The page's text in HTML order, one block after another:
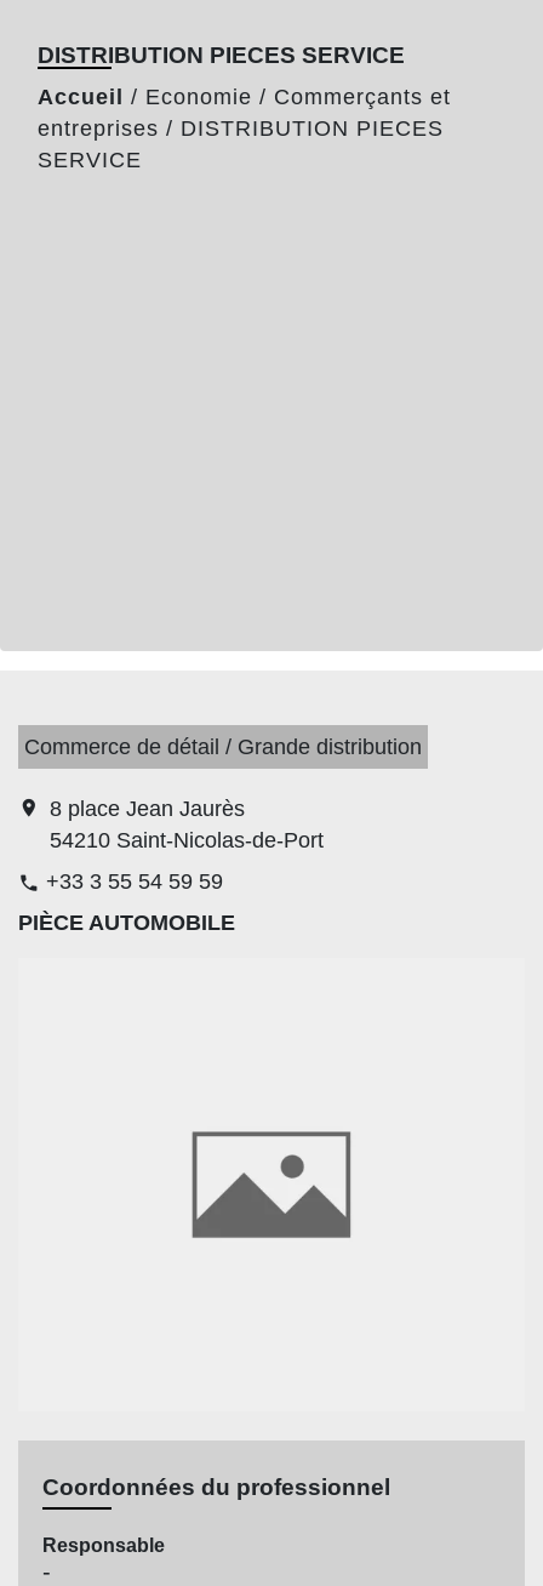
DISTRIBUTION PIECES SERVICE
Accueil / Economie / Commerçants et
entreprises / DISTRIBUTION PIECES
SERVICE
Commerce de détail / Grande distribution
location_on
8 place Jean Jaurès
54210 Saint-Nicolas-de-Port
phone +33 3 55 54 59 59
PIÈCE AUTOMOBILE
Coordonnées du professionnel
Responsable
-